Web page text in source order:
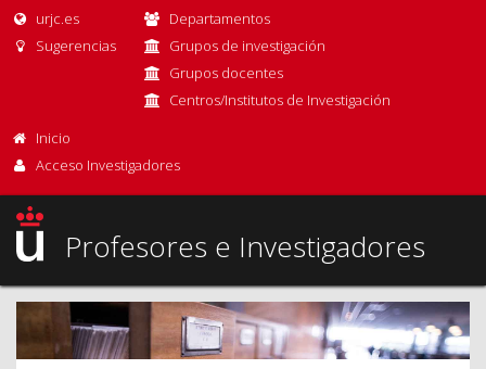
urjc.es
Sugerencias
Departamentos
Grupos de investigación
Grupos docentes
Centros/Institutos de Investigación
Inicio
Acceso Investigadores
Profesores e Investigadores